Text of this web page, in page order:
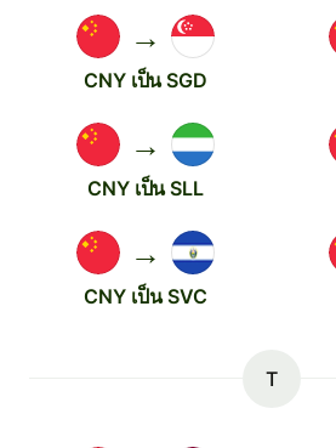
→
CNY เป็น SGD
→
CNY เป็น SLL
→
CNY เป็น SVC
T